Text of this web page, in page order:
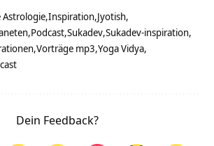
Astrologie Inspiration Jyotish
Podcast Sukadev Sukadev-inspiration
Vorträge mp3 Yoga Vidya
Dein Feedback?